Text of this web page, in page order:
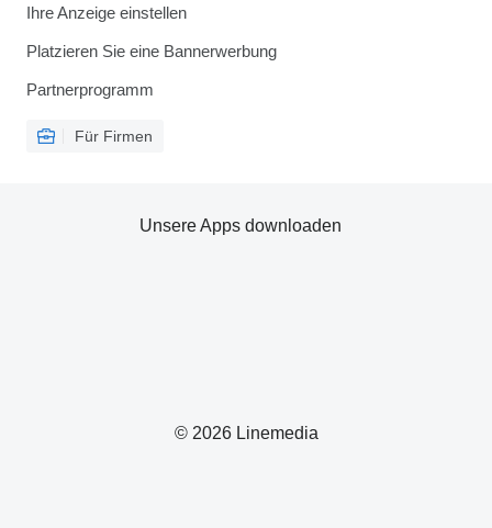
Ihre Anzeige einstellen
Platzieren Sie eine Bannerwerbung
Partnerprogramm
Für Firmen
© 2026 Linemedia
Unsere Apps downloaden